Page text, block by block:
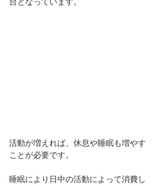
台となっています。
活動が増えれば、休息や睡眠も増やす
ことが必要です。
睡眠により日中の活動によって消費し